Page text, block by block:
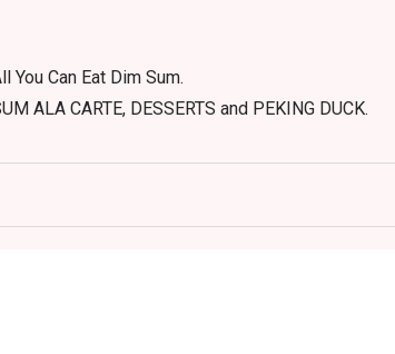
Can Eat Dim Sum.
ALA CARTE, DESSERTS and PEKING DUCK.
@ Intercontinental Bangkok offer? A: The
Hong Kong-style cuisine, featuring a wide array
seafood dishes.